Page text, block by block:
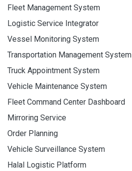
Fleet Management System
Logistic Service Integrator
Vessel Monitoring System
Transportation Management System
Truck Appointment System
Vehicle Maintenance System
Fleet Command Center Dashboard
Mirroring Service
Order Planning
Vehicle Surveillance System
Halal Logistic Platform